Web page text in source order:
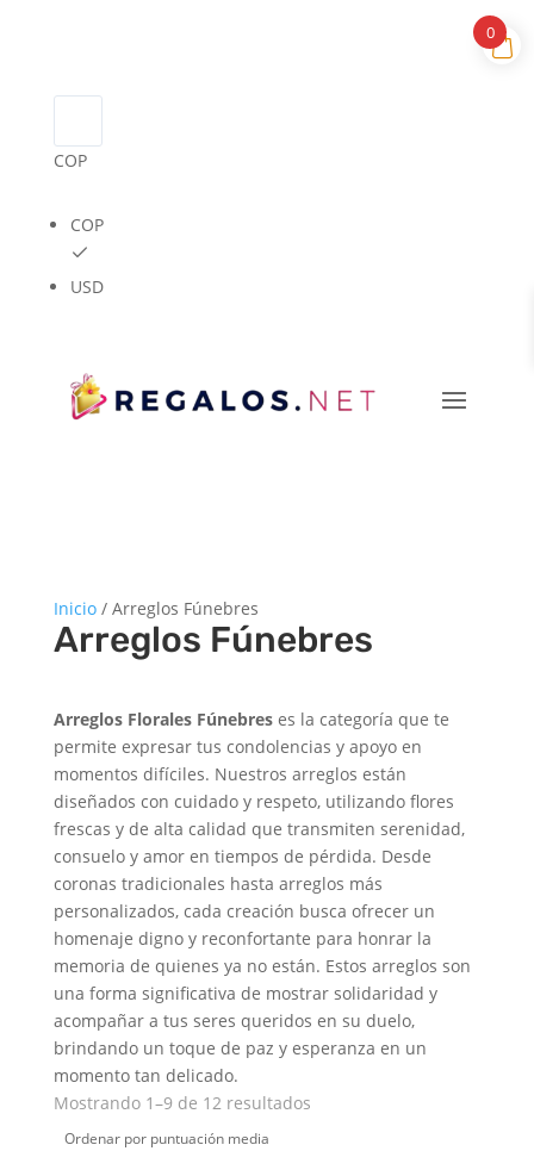
COP
COP
USD
Inicio/ Arreglos Fúnebres
Arreglos Fúnebres
Arreglos Florales Fúnebres es la categoría que te
permite expresar tus condolencias y apoyo en
momentos difíciles. Nuestros arreglos están
diseñados con cuidado y respeto, utilizando flores
frescas y de alta calidad que transmiten serenidad,
consuelo y amor en tiempos de pérdida. Desde
coronas tradicionales hasta arreglos más
personalizados, cada creación busca ofrecer un
homenaje digno y reconfortante para honrar la
memoria de quienes ya no están. Estos arreglos son
una forma significativa de mostrar solidaridad y
acompañar a tus seres queridos en su duelo,
brindando un toque de paz y esperanza en un
momento tan delicado.
Mostrando 1–9 de 12 resultadosOrdenado
0